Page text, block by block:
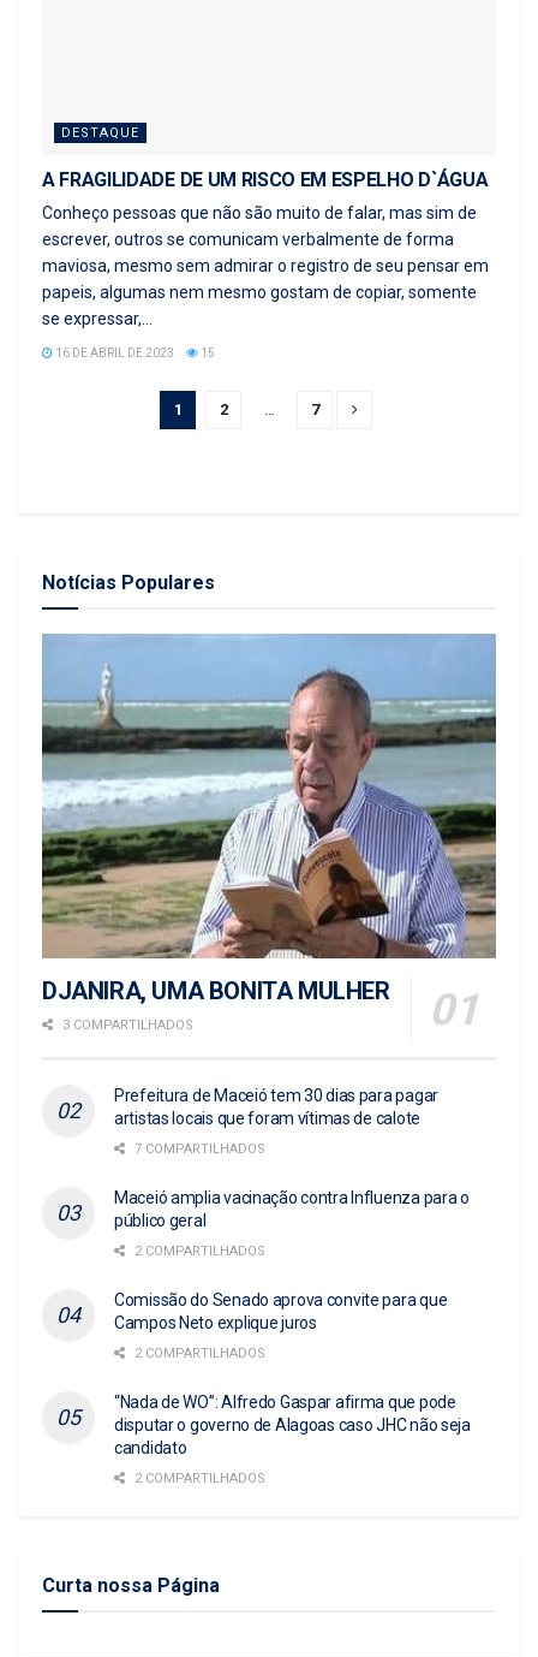
DESTAQUE
A FRAGILIDADE DE UM RISCO EM ESPELHO D`ÁGUA
Conheço pessoas que não são muito de falar, mas sim de
escrever, outros se comunicam verbalmente de forma
maviosa, mesmo sem admirar o registro de seu pensar em
papeis, algumas nem mesmo gostam de copiar, somente
se expressar,...
16 DE ABRIL DE 2023 15
1 2 7
Notícias Populares
DJANIRA, UMA BONITA MULHER
3 COMPARTILHADOS
Prefeitura de Maceió tem 30 dias para pagar
artistas locais que foram vítimas de calote
7 COMPARTILHADOS
Maceió amplia vacinação contra Influenza para o
público geral
2 COMPARTILHADOS
Comissão do Senado aprova convite para que
Campos Neto explique juros
2 COMPARTILHADOS
“Nada de WO”: Alfredo Gaspar afirma que pode
disputar o governo de Alagoas caso JHC não seja
candidato
2 COMPARTILHADOS
Curta nossa Página